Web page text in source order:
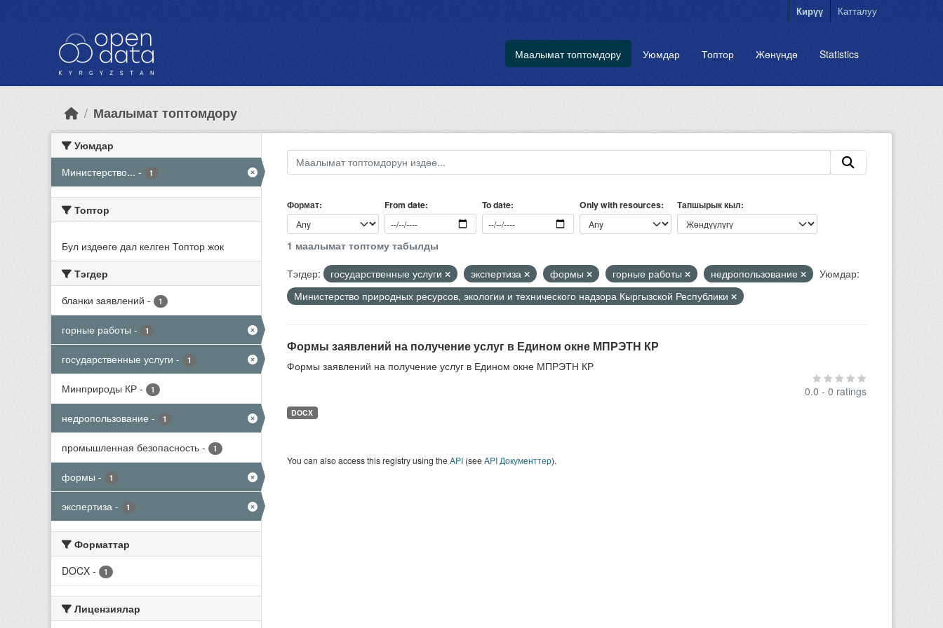
Кирүү Катталуу
Маалымат топтомдору Уюмдар Топтор Жөнүндө Statistics
Маалымат топтомдору
Уюмдар
Министерство... - 1
Топтор
Бул издөөгө дал келген Топтор жок
Тэгдер
бланки заявлений - 1
горные работы - 1
государственные услуги - 1
Минприроды КР - 1
недропользование - 1
промышленная безопасность - 1
формы - 1
экспертиза - 1
Форматтар
DOCX - 1
Лицензиялар
Формат From date To date Only with resources Тапшырык кыл
1 маалымат топтому табылды
Тэгдер:
государственные услуги экспертиза формы горные работы недропользование
Уюмдар:
Министерство природных ресурсов, экологии и технического надзора Кыргызской Республики
Формы заявлений на получение услуг в Едином окне МПРЭТН КР
Формы заявлений на получение услуг в Едином окне МПРЭТН КР
0.0 - 0 ratings
DOCX
You can also access this registry using theAPI(seeAPI Документтер).